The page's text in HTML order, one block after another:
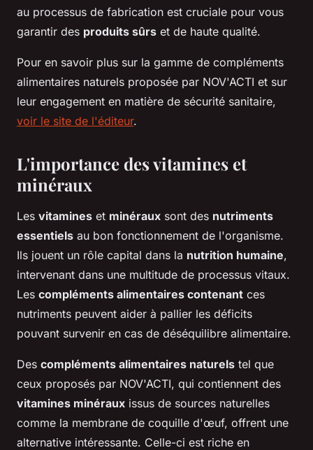
au processus de fabrication est cruciale pour vous
garantir des produits sûrs et de haute qualité.
Pour en savoir plus sur la gamme de compléments
alimentaires naturels proposée par NOV'ACTI et sur
leur engagement en matière de sécurité sanitaire,
voir le site de l'éditeur.
L'importance des vitamines et
minéraux
Les vitamines et minéraux sont des nutriments
essentiels au bon fonctionnement de l'organisme.
Ils jouent un rôle capital dans la nutrition humaine,
intervenant dans une multitude de processus vitaux.
Les compléments alimentaires contenant ces
nutriments peuvent aider à pallier les déficits
pouvant survenir en cas de déséquilibre alimentaire.
Des compléments alimentaires naturels tel que
ceux proposés par NOV'ACTI, qui contiennent des
vitamines minéraux issus de sources naturelles
comme la membrane de coquille d'œuf, offrent une
alternative intéressante. Celle-ci est riche en